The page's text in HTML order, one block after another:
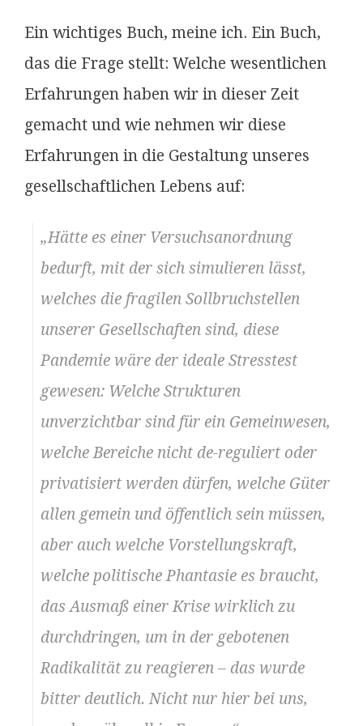
Ein wichtiges Buch, meine ich. Ein Buch,
das die Frage stellt: Welche wesentlichen
Erfahrungen haben wir in dieser Zeit
gemacht und wie nehmen wir diese
Erfahrungen in die Gestaltung unseres
gesellschaftlichen Lebens auf:
„Hätte es einer Versuchsanordnung
bedurft, mit der sich simulieren lässt,
welches die fragilen Sollbruchstellen
unserer Gesellschaften sind, diese
Pandemie wäre der ideale Stresstest
gewesen: Welche Strukturen
unverzichtbar sind für ein Gemeinwesen,
welche Bereiche nicht de-reguliert oder
privatisiert werden dürfen, welche Güter
allen gemein und öffentlich sein müssen,
aber auch welche Vorstellungskraft,
welche politische Phantasie es braucht,
das Ausmaß einer Krise wirklich zu
durchdringen, um in der gebotenen
Radikalität zu reagieren – das wurde
bitter deutlich. Nicht nur hier bei uns,